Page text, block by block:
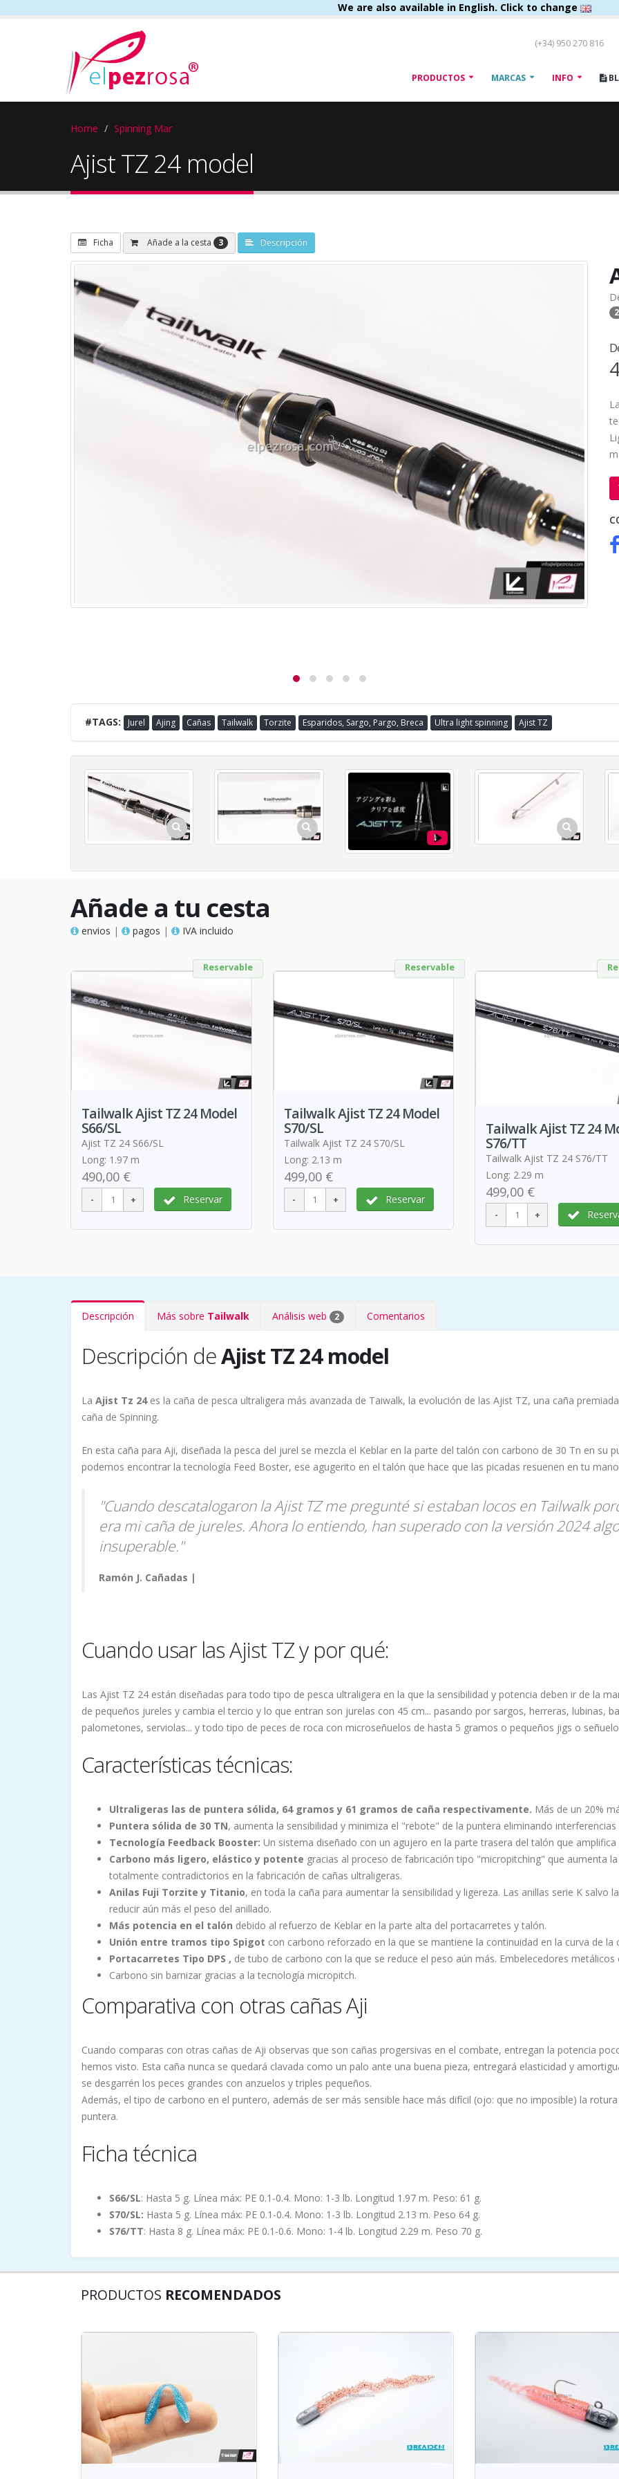
We are also available in English. Click to change
(+34) 950 270 816
PRODUCTOS MARCAS INFO
Home Spinning Mar
Ajist TZ 24 model
Ficha Añade a la cesta 3 Descripción
2
#TAGS: Jurel Ajing Cañas Tailwalk Torzite Esparidos, Sargo, Pargo, Breca Ultra light spinning Ajist TZ
Añade a tu cesta
envios | pagos | IVA incluido
Reservable
Tailwalk Ajist TZ 24 Model
S66/SL
Ajist TZ 24 S66/SL
Long: 1.97 m
490,00 €
Reservar
Reservable
Tailwalk Ajist TZ 24 Model
S70/SL
Tailwalk Ajist TZ 24 S70/SL
Long: 2.13 m
499,00 €
Reservar
Tailwalk Ajist TZ 24
S76/TT
Tailwalk Ajist TZ 24 S76/TT
Long: 2.29 m
499,00 €
Descripción Más sobre Tailwalk Análisis web 2 Comentarios
Descripción deAjist TZ 24 model
La Ajist Tz 24 es la caña de pesca ultraligera más avanzada de Taiwalk, la evolución de las Ajist TZ, una caña
caña de Spinning.
En esta caña para Aji, diseñada la pesca del jurel se mezcla el Keblar en la parte del talón con carbono de 30 Tn en su
podemos encontrar la tecnología Feed Boster, ese agugerito en el talón que hace que las picadas resuenen en tu
"Cuando descatalogaron la Ajist TZ me pregunté si estaban locos en Tailwalk
era mi caña de jureles. Ahora lo entiendo, han superado con la versión 2024
insuperable."
Ramón J. Cañadas |
Cuando usar las Ajist TZ y por qué:
Las Ajist TZ 24 están diseñadas para todo tipo de pesca ultraligera en la que la sensibilidad y potencia deben ir de la
de pequeños jureles y cambia el tercio y lo que entran son jurelas con 45 cm... pasando por sargos, herreras, lubinas,
palometones, serviolas... y todo tipo de peces de roca con microseñuelos de hasta 5 gramos o pequeños jigs o
Características técnicas:
Ultraligeras las de puntera sólida, 64 gramos y 61 gramos de caña respectivamente. Más de un 20%
Puntera sólida de 30 TN, aumenta la sensibilidad y minimiza el "rebote" de la puntera eliminando
Tecnología Feedback Booster: Un sistema diseñado con un agujero en la parte trasera del talón que
Carbono más ligero, elástico y potente gracias al proceso de fabricación tipo "micropitching" que aumenta
totalmente contradictorios en la fabricación de cañas ultraligeras.
Anilas Fuji Torzite y Titanio, en toda la caña para aumentar la sensibilidad y ligereza. Las anillas serie K salvo
reducir aún más el peso del anillado.
Más potencia en el talón debido al refuerzo de Keblar en la parte alta del portacarretes y talón.
Unión entre tramos tipo Spigot con carbono reforzado en la que se mantiene la continuidad en la curva de
Portacarretes Tipo DPS , de tubo de carbono con la que se reduce el peso aún más. Embelecedores
Carbono sin barnizar gracias a la tecnología micropitch.
Comparativa con otras cañas Aji
Cuando comparas con otras cañas de Aji observas que son cañas progersivas en el combate, entregan la potencia
hemos visto. Esta caña nunca se quedará clavada como un palo ante una buena pieza, entregará elasticidad y
se desgarrén los peces grandes con anzuelos y triples pequeños.
Además, el tipo de carbono en el puntero, además de ser más sensible hace más difícil (ojo: que no imposible) la
puntera.
Ficha técnica
S66/SL: Hasta 5 g. Línea máx: PE 0.1-0.4. Mono: 1-3 lb. Longitud 1.97 m. Peso: 61 g.
S70/SL: Hasta 5 g. Línea máx: PE 0.1-0.4. Mono: 1-3 lb. Longitud 2.13 m. Peso 64 g.
S76/TT: Hasta 8 g. Línea máx: PE 0.1-0.6. Mono: 1-4 lb. Longitud 2.29 m. Peso 70 g.
PRODUCTOS RECOMENDADOS